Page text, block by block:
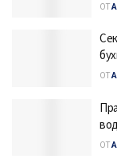
ОТ
ОТ
ОТ